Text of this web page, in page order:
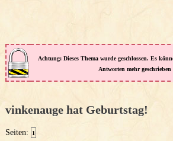
Achtung: Dieses Thema wurde geschlossen. Es
Antworten mehr geschrieben
vinkenauge hat Geburtstag!
Seiten: 1